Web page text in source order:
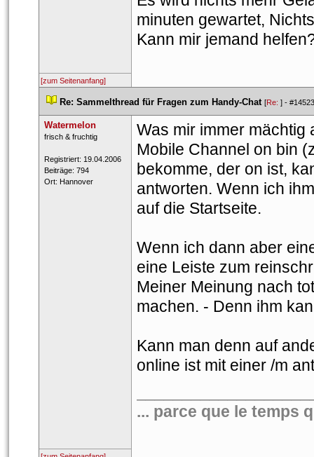
minuten gewartet,
Kann mir jemand
[zum Seitenanfang]
Re: Sammelthread für Fragen zum Handy-Chat [Re: ] -
Watermelon
frisc​h & f​rucht​ig​
Registriert: 19.04.2006
Beiträge: 794
Ort: Hannover
Was mir immer mächtig
Mobile Channel on bin
bekomme, der on ist,
antworten. Wenn ich
auf die Startseite.
Wenn ich dann aber
eine Leiste zum
Meiner Meinung nach
machen. - Denn ihm
Kann man denn auf
online ist mit einer /m
... parce que le temps